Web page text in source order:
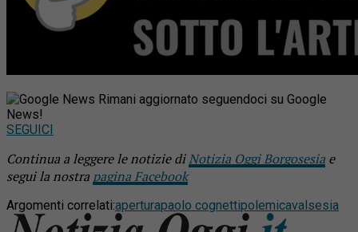
Rimani aggiornato seguendoci su Google
News!
SEGUICI
Continua a leggere le notizie diNotizia Oggi Borgosesia e
segui la nostra pagina Facebook
Argomenti correlati:aperturapaolo cognettipolemicavalsesia